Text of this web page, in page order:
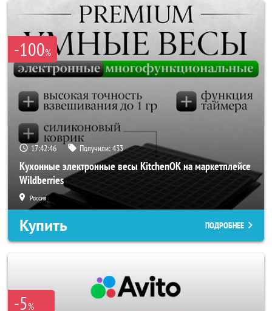
-100%
17:42:44 Получили:433
Кухонные электронные весы KitchenOK на маркетплейсе
Wildberries
Россия
Купить ПОДРОБНЕЕ
-5%